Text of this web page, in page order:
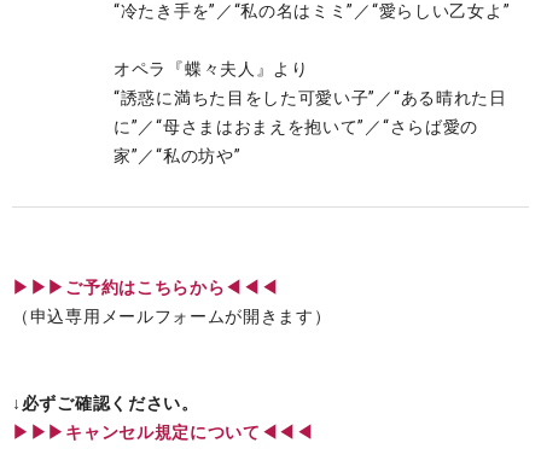
“冷たき手を”／“私の名はミミ”／“愛らしい乙女よ”
オペラ『蝶々夫人』より
“誘惑に満ちた目をした可愛い子”／“ある晴れた日
に”／“母さまはおまえを抱いて”／“さらば愛の
家”／“私の坊や”
▶▶▶ご予約はこちらから◀◀◀
（申込専用メールフォームが開きます）
↓必ずご確認ください。
▶︎▶︎▶︎キャンセル規定について◀◀◀